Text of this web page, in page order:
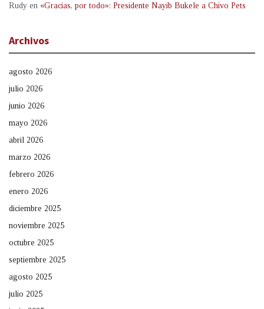
Rudy en «Gracias, por todo»: Presidente Nayib Bukele a Chivo Pets
Archivos
agosto 2026
julio 2026
junio 2026
mayo 2026
abril 2026
marzo 2026
febrero 2026
enero 2026
diciembre 2025
noviembre 2025
octubre 2025
septiembre 2025
agosto 2025
julio 2025